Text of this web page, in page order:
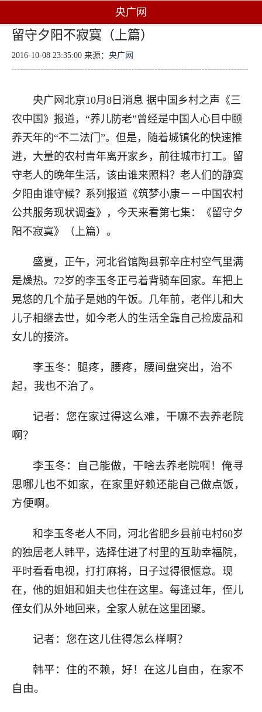
央广网
留守夕阳不寂寞（上篇）
2016-10-08 23:35:00 来源： 央广网
央广网北京10月8日消息 据中国乡村之声《三
农中国》报道，“养儿防老”曾经是中国人心目中颐
养天年的“不二法门”。但是，随着城镇化的快速推
进，大量的农村青年离开家乡，前往城市打工。留
守老人的晚年生活，该由谁来照料？老人们的静寞
夕阳由谁守候？系列报道《筑梦小康－－中国农村
公共服务现状调查》，今天来看第七集：《留守夕
阳不寂寞》（上篇）。
盛夏，正午，河北省馆陶县郭辛庄村空气里满
是燥热。72岁的李玉冬正弓着背骑车回家。车把上
晃悠的几个茄子是她的午饭。几年前，老伴儿和大
儿子相继去世，如今老人的生活全靠自己捡废品和
女儿的接济。
李玉冬：腿疼，腰疼，腰间盘突出，治不
起，我也不治了。
记者：您在家过得这么难，干嘛不去养老院
啊？
李玉冬：自己能做，干啥去养老院啊！俺寻
思哪儿也不如家，在家里好赖还能自己做点饭，
方便啊。
和李玉冬老人不同，河北省肥乡县前屯村60岁
的独居老人韩平，选择住进了村里的互助幸福院，
平时看看电视，打打麻将，日子过得很惬意。现
在，他的姐姐和姐夫也住在这里。每逢过年，侄儿
侄女们从外地回来，全家人就在这里团聚。
记者：您在这儿住得怎么样啊？
韩平：住的不赖，好！在这儿自由，在家不
自由。